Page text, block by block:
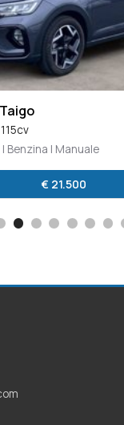
Benzina | Manuale
€ 21.500